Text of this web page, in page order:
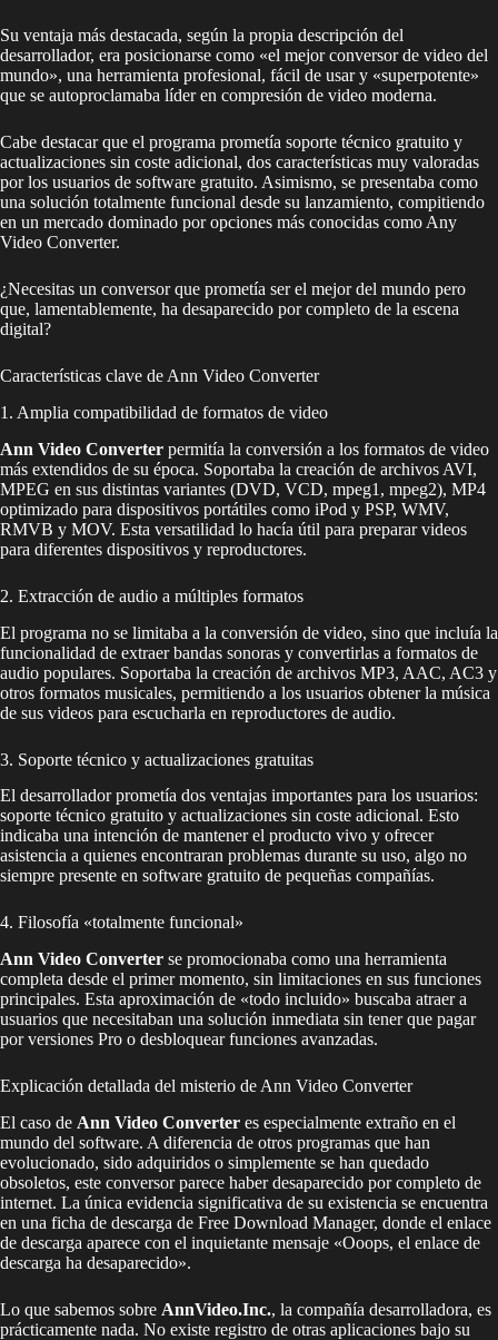
Su ventaja más destacada, según la propia descripción del
desarrollador, era posicionarse como «el mejor conversor de video del
mundo», una herramienta profesional, fácil de usar y «superpotente»
que se autoproclamaba líder en compresión de video moderna.
Cabe destacar que el programa prometía soporte técnico gratuito y
actualizaciones sin coste adicional, dos características muy valoradas
por los usuarios de software gratuito. Asimismo, se presentaba como
una solución totalmente funcional desde su lanzamiento, compitiendo
en un mercado dominado por opciones más conocidas como Any
Video Converter.
¿Necesitas un conversor que prometía ser el mejor del mundo pero
que, lamentablemente, ha desaparecido por completo de la escena
digital?
Características clave de Ann Video Converter
1. Amplia compatibilidad de formatos de video
Ann Video Converter permitía la conversión a los formatos de video
más extendidos de su época. Soportaba la creación de archivos AVI,
MPEG en sus distintas variantes (DVD, VCD, mpeg1, mpeg2), MP4
optimizado para dispositivos portátiles como iPod y PSP, WMV,
RMVB y MOV. Esta versatilidad lo hacía útil para preparar videos
para diferentes dispositivos y reproductores.
2. Extracción de audio a múltiples formatos
El programa no se limitaba a la conversión de video, sino que incluía la
funcionalidad de extraer bandas sonoras y convertirlas a formatos de
audio populares. Soportaba la creación de archivos MP3, AAC, AC3 y
otros formatos musicales, permitiendo a los usuarios obtener la música
de sus videos para escucharla en reproductores de audio.
3. Soporte técnico y actualizaciones gratuitas
El desarrollador prometía dos ventajas importantes para los usuarios:
soporte técnico gratuito y actualizaciones sin coste adicional. Esto
indicaba una intención de mantener el producto vivo y ofrecer
asistencia a quienes encontraran problemas durante su uso, algo no
siempre presente en software gratuito de pequeñas compañías.
4. Filosofía «totalmente funcional»
Ann Video Converter se promocionaba como una herramienta
completa desde el primer momento, sin limitaciones en sus funciones
principales. Esta aproximación de «todo incluido» buscaba atraer a
usuarios que necesitaban una solución inmediata sin tener que pagar
por versiones Pro o desbloquear funciones avanzadas.
Explicación detallada del misterio de Ann Video Converter
El caso de Ann Video Converter es especialmente extraño en el
mundo del software. A diferencia de otros programas que han
evolucionado, sido adquiridos o simplemente se han quedado
obsoletos, este conversor parece haber desaparecido por completo de
internet. La única evidencia significativa de su existencia se encuentra
en una ficha de descarga de Free Download Manager, donde el enlace
de descarga aparece con el inquietante mensaje «Ooops, el enlace de
descarga ha desaparecido».
Lo que sabemos sobre AnnVideo.Inc., la compañía desarrolladora, es
prácticamente nada. No existe registro de otras aplicaciones bajo su